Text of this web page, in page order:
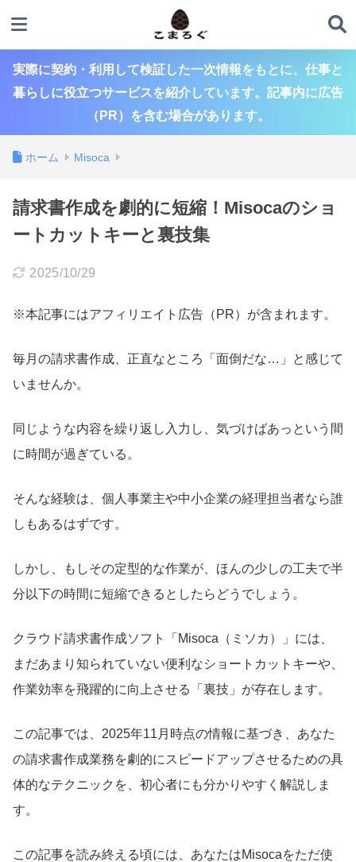
実際に契約・利用して検証した一次情報をもとに、仕事と
暮らしに役立つサービスを紹介しています。記事内に広告
（PR）を含む場合があります。
ホーム Misoca
請求書作成を劇的に短縮！Misocaのショ
ートカットキーと裏技集
2025/10/29
※本記事にはアフィリエイト広告（PR）が含まれます。
毎月の請求書作成、正直なところ「面倒だな…」と感じて
いませんか。
同じような内容を繰り返し入力し、気づけばあっという間
に時間が過ぎている。
そんな経験は、個人事業主や中小企業の経理担当者なら誰
しもあるはずです。
しかし、もしその定型的な作業が、ほんの少しの工夫で半
分以下の時間に短縮できるとしたらどうでしょう。
クラウド請求書作成ソフト「Misoca（ミソカ）」には、
まだあまり知られていない便利なショートカットキーや、
作業効率を飛躍的に向上させる「裏技」が存在します。
この記事では、2025年11月時点の情報に基づき、あなた
の請求書作成業務を劇的にスピードアップさせるための具
体的なテクニックを、初心者にも分かりやすく解説しま
す。
この記事を読み終える頃には、あなたはMisocaをただ使